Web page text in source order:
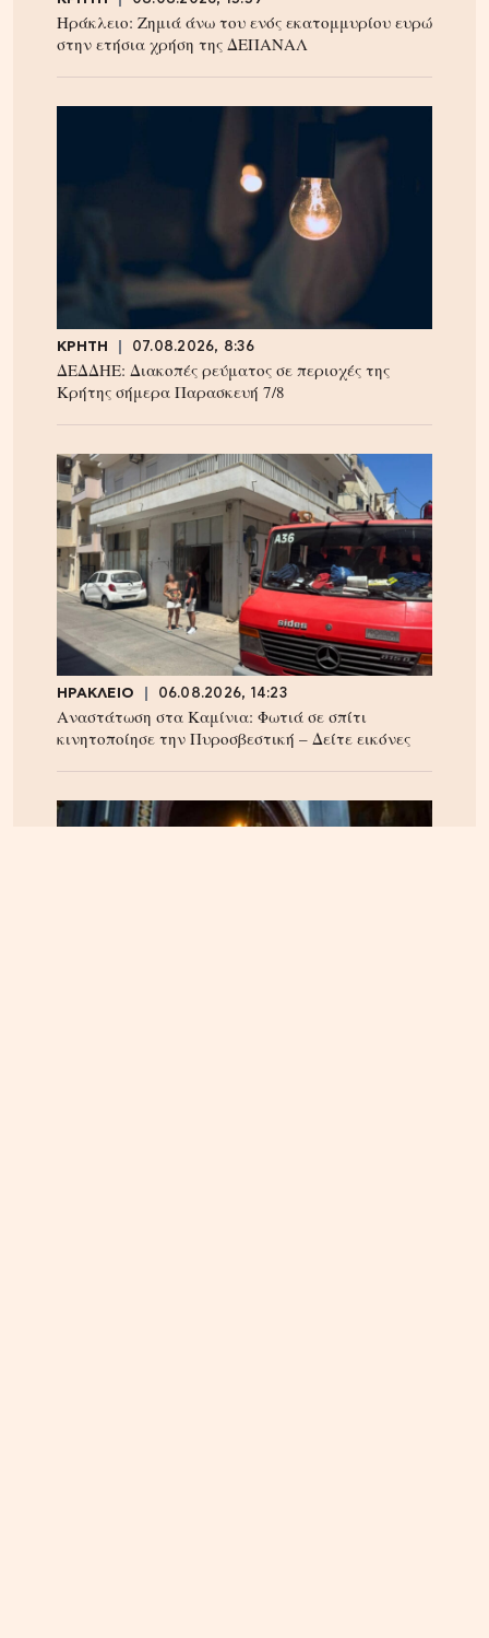
Ηράκλειο: Ζημιά άνω του ενός εκατομμυρίου ευρώ
στην ετήσια χρήση της ΔΕΠΑΝΑΛ
ΚΡΗΤΗ 07.08.2026, 8:36
ΔΕΔΔΗΕ: Διακοπές ρεύματος σε περιοχές της
Κρήτης σήμερα Παρασκευή 7/8
ΗΡΑΚΛΕΙΟ 06.08.2026, 14:23
Αναστάτωση στα Καμίνια: Φωτιά σε σπίτι
κινητοποίησε την Πυροσβεστική – Δείτε εικόνες